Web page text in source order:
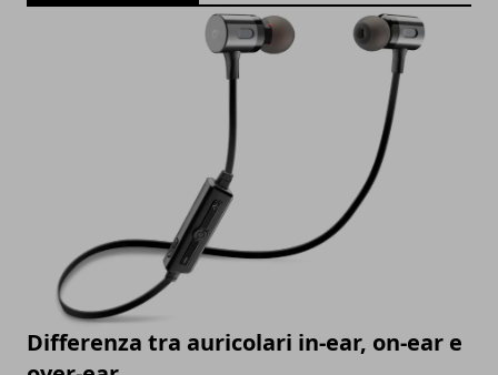
Differenza tra auricolari in-ear, on-ear e